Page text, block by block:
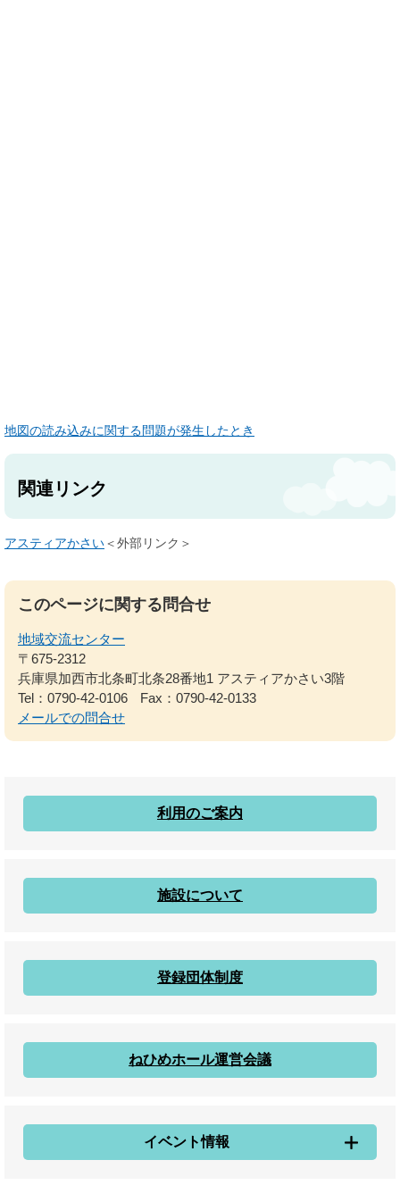
地図の読み込みに関する問題が発生したとき
関連リンク
アスティアかさい＜外部リンク＞
このページに関する問合せ
地域交流センター
〒675-2312
兵庫県加西市北条町北条28番地1 アスティアかさい3階
Tel：0790-42-0106
Fax：0790-42-0133
メールでの問合せ
利用のご案内
施設について
登録団体制度
ねひめホール運営会議
イベント情報